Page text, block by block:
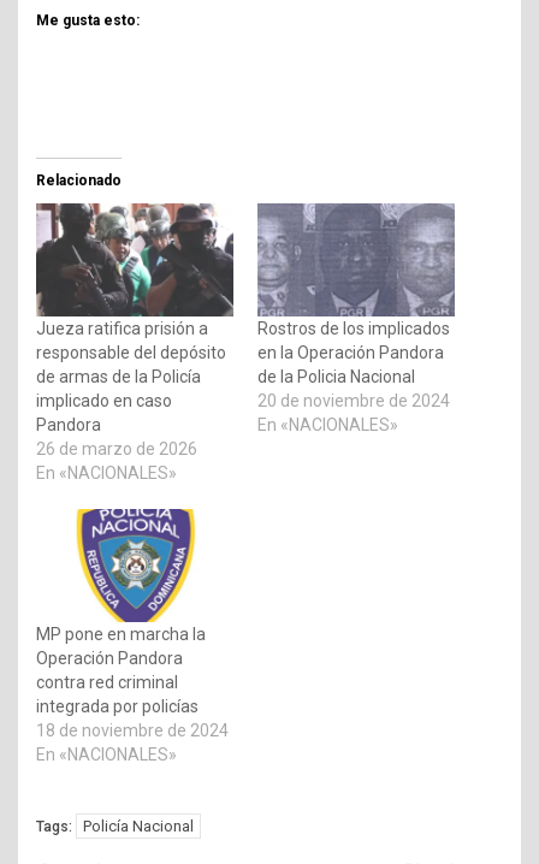
Me gusta esto:
Relacionado
Jueza ratifica prisión a
responsable del depósito
de armas de la Policía
implicado en caso
Pandora
26 de marzo de 2026
En «NACIONALES»
Rostros de los implicados
en la Operación Pandora
de la Policia Nacional
20 de noviembre de 2024
En «NACIONALES»
MP pone en marcha la
Operación Pandora
contra red criminal
integrada por policías
18 de noviembre de 2024
En «NACIONALES»
Tags: Policía Nacional